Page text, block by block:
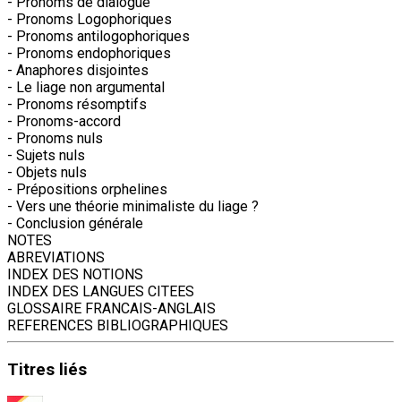
- Pronoms Logophoriques
- Pronoms antilogophoriques
- Pronoms endophoriques
- Anaphores disjointes
- Le liage non argumental
- Pronoms résomptifs
- Pronoms-accord
- Pronoms nuls
- Sujets nuls
- Objets nuls
- Prépositions orphelines
- Vers une théorie minimaliste du liage ?
- Conclusion générale
NOTES
ABREVIATIONS
INDEX DES NOTIONS
INDEX DES LANGUES CITEES
GLOSSAIRE FRANCAIS-ANGLAIS
REFERENCES BIBLIOGRAPHIQUES
Titres liés